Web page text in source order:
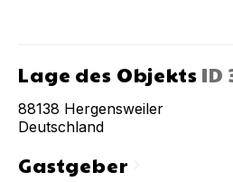
Lage des Objekts ID
88138 Hergensweiler
Deutschland
Gastgeberchevron_right